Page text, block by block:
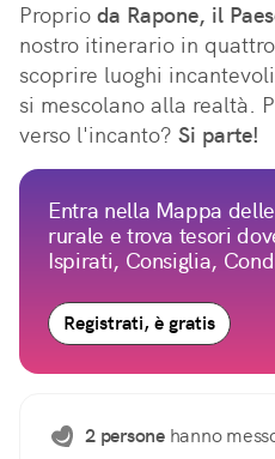
Proprio da Rapone, il
nostro itinerario in
scoprire luoghi
si mescolano alla realtà.
verso l'incanto? Si parte!
Entra nella Mappa
rurale e trova tesori
Ispirati, Consiglia,
Registrati, è gratis
2 personehanno